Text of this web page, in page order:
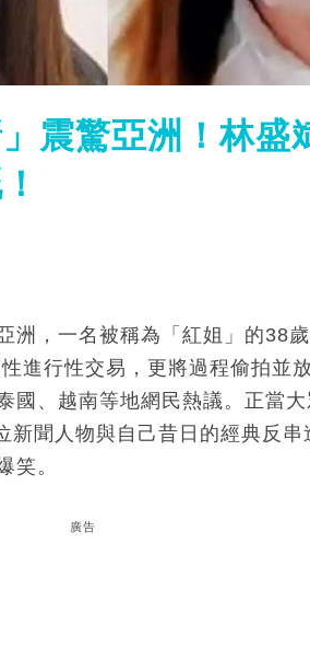
震驚亞洲！林盛
洲，一名被稱為「紅姐」的38
進行性交易，更將過程偷拍並
國、越南等地網民熱議。正當
聞人物與自己昔日的經典反串
笑。
廣告